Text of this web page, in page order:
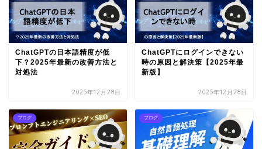
ChatGPTの日本語精度が低
下？2025年最新の改善方法と
対処法
2025年12月28日
ChatGPTにログインできない
時の原因と解決策【2025年最
新版】
2025年12月28日
ブログ ブログ